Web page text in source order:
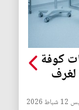
كوفة
لغرف
2026